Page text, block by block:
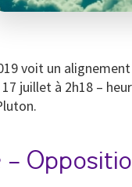
voit un
17 juillet à 2h18 –
–